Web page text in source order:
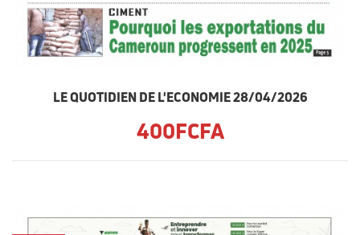
LE QUOTIDIEN DE L'ECONOMIE 28/04/2026
400FCFA